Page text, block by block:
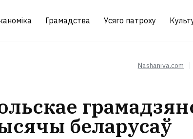
Грамадства Усяго патроху
Nashaniva.com
беларусаў